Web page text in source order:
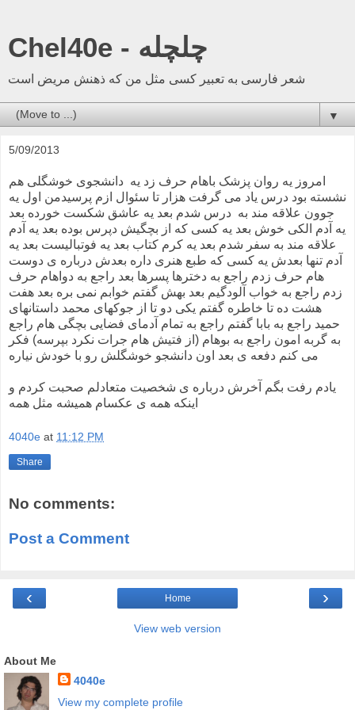
Chel40e - چلچله
شعر فارسی به تعبیر کسی مثل من که ذهنش مریض است
▼
5/09/2013
امروز یه روان پزشک باهام حرف زد یه دانشجوی خوشگلی هم
نشسته بود درس یاد می گرفت هزار تا سئوال ازم پرسیدمن اول یه
جوون علاقه مند به درس شدم بعد یه عاشق شکست خورده بعد
یه آدم الکی خوش بعد یه کسی که از بچگیش دپرس بوده بعد یه آدم
علاقه مند به سفر شدم بعد یه کرم کتاب بعد یه فوتبالیست بعد یه
آدم تنها بعدش یه کسی که طبع هنری داره بعدش درباره ی دوست
هام حرف زدم راجع به دخترها پسرها بعد راجع به دواهام حرف
زدم راجع به خواب آلودگیم بعد بهش گفتم خوابم نمی بره بعد هفت
هشت ده تا خاطره گفتم یکی دو تا از جوکهای محمد داستانهای
حمید راجع به بابا گفتم راجع به تمام آدمای فضایی بچگی هام راجع
به گربه امون راجع به بوهام (از فتیش هام جرات نکرد بپرسه) فکر
می کنم دفعه ی بعد اون دانشجو خوشگلش رو با خودش نیاره
یادم رفت بگم آخرش درباره ی شخصیت متعادلم صحبت کردم و
اینکه همه ی عکسام همیشه مثل همه
4040e at 11:12 PM
Share
No comments:
Post a Comment
‹ ›
Home
View web version
About Me
4040e
View my complete profile